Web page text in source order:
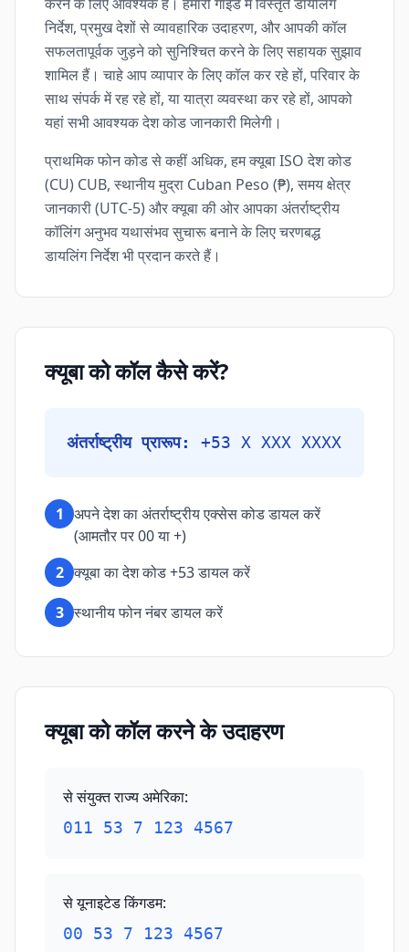
निर्देश, प्रमुख देशों से व्यावहारिक उदाहरण, और आपकी कॉल
सफलतापूर्वक जुड़ने को सुनिश्चित करने के लिए सहायक सुझाव
शामिल हैं। चाहे आप व्यापार के लिए कॉल कर रहे हों, परिवार के
साथ संपर्क में रह रहे हों, या यात्रा व्यवस्था कर रहे हों, आपको
यहां सभी आवश्यक देश कोड जानकारी मिलेगी।
प्राथमिक फोन कोड से कहीं अधिक, हम क्यूबा ISO देश कोड
(CU) CUB, स्थानीय मुद्रा Cuban Peso (₱), समय क्षेत्र
जानकारी (UTC-5) और क्यूबा की ओर आपका अंतर्राष्ट्रीय
कॉलिंग अनुभव यथासंभव सुचारू बनाने के लिए चरणबद्ध
डायलिंग निर्देश भी प्रदान करते हैं।
क्यूबा को कॉल कैसे करें?
अंतर्राष्ट्रीय प्रारूप: +53 X XXX XXXX
1 अपने देश का अंतर्राष्ट्रीय एक्सेस कोड डायल करें
(आमतौर पर 00 या +)
2 क्यूबा का देश कोड +53 डायल करें
3 स्थानीय फोन नंबर डायल करें
क्यूबा को कॉल करने के उदाहरण
से संयुक्त राज्य अमेरिका:
011 53 7 123 4567
से यूनाइटेड किंगडम:
00 53 7 123 4567